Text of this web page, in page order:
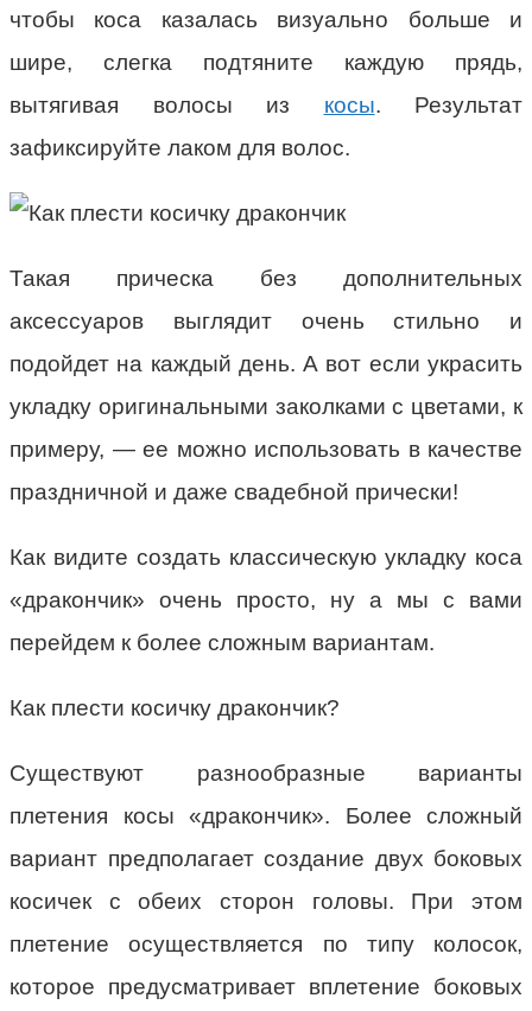
чтобы коса казалась визуально больше и
шире, слегка подтяните каждую прядь,
вытягивая волосы из косы. Результат
зафиксируйте лаком для волос.
Такая прическа без дополнительных
аксессуаров выглядит очень стильно и
подойдет на каждый день. А вот если украсить
укладку оригинальными заколками с цветами, к
примеру, — ее можно использовать в качестве
праздничной и даже свадебной прически!
Как видите создать классическую укладку коса
«дракончик» очень просто, ну а мы с вами
перейдем к более сложным вариантам.
Как плести косичку дракончик?
Существуют разнообразные варианты
плетения косы «дракончик». Более сложный
вариант предполагает создание двух боковых
косичек с обеих сторон головы. При этом
плетение осуществляется по типу колосок,
которое предусматривает вплетение боковых